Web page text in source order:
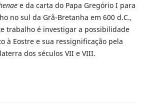
e da carta do Papa Gregório I para
no sul da Grã-Bretanha em 600 d.C.,
trabalho é investigar a possibilidade
à Eostre e sua ressignificação pela
dos séculos VII e VIII.